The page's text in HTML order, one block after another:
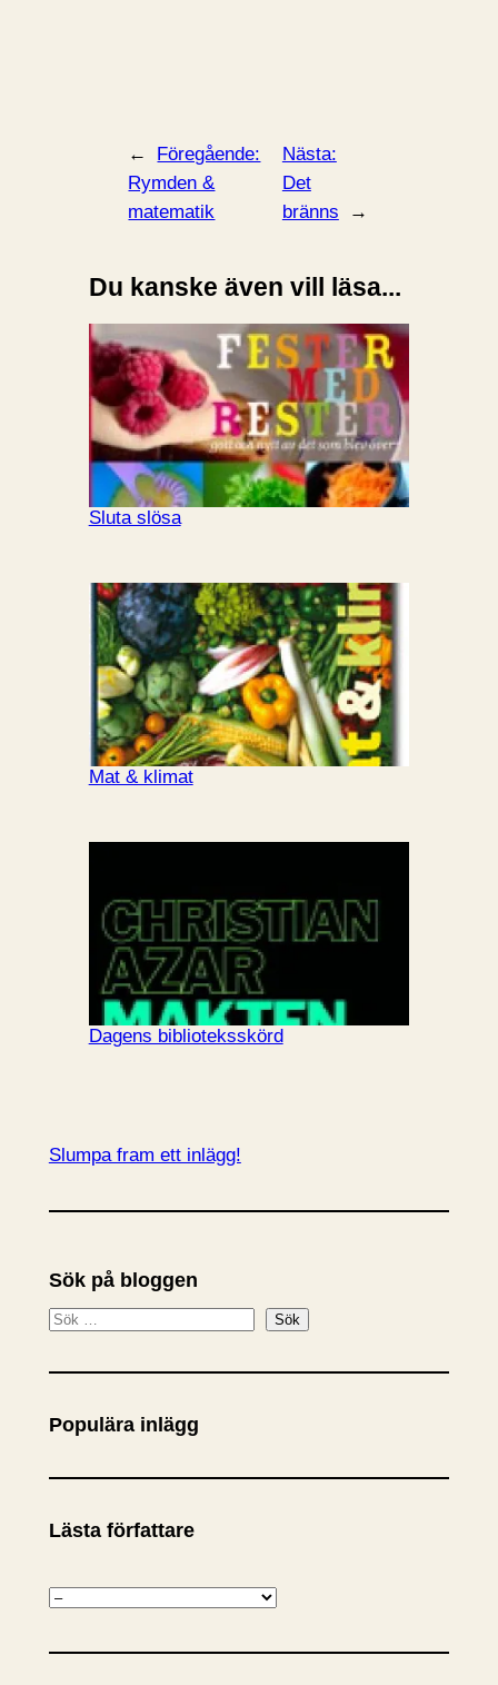
←
Föregående:
Rymden &
matematik
Nästa:
Det
bränns
→
Du kanske även vill läsa...
Sluta slösa
Mat & klimat
Dagens biblioteksskörd
Slumpa fram ett inlägg!
Sök på bloggen
S
k
Sök
Populära inlägg
Lästa författare
K
t